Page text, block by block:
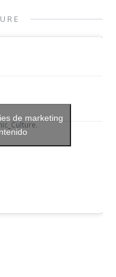
de marketing